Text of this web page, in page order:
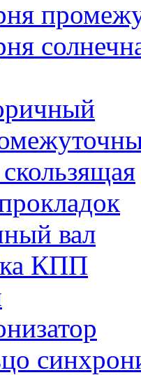
вал
КПП